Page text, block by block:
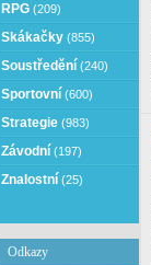
RPG (209)
Skákačky (855)
Soustředění (240)
Sportovní (600)
Strategie (983)
Závodní (197)
Znalostní (25)
Odkazy